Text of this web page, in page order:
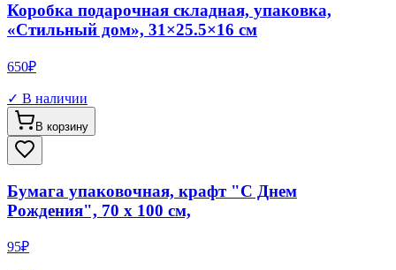
Коробка подарочная складная, упаковка,
«Стильный дом», 31×25.5×16 см
650₽
✓ В наличии
В корзину
Бумага упаковочная, крафт "С Днем
Рождения", 70 х 100 см,
95₽